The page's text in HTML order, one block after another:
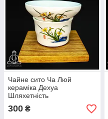
Чайне сито Ча Люй
кераміка Дехуа
Шляхетність
300 ₴